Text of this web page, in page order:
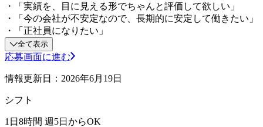
・「実績を、目に見える形でちゃんと評価して欲しい」
・「今の会社が不安定なので、長期的に安定して働きたい」
・「正社員になりたい」
全て表示
応募画面に進む
情報更新日：2026年6月19日
シフト
1日8時間 週5日からOK